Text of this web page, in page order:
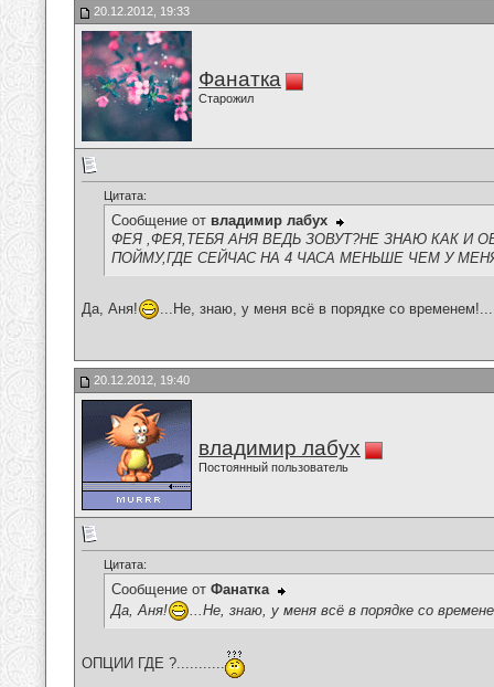
20.12.2012, 19:33
Фанатка
Старожил
Цитата:
Сообщение от владимир лабух
ФЕЯ ,ФЕЯ,ТЕБЯ АНЯ ВЕДЬ ЗОВУТ?НЕ ЗНАЮ КАК И
ПОЙМУ,ГДЕ СЕЙЧАС НА 4 ЧАСА МЕНЬШЕ ЧЕМ У
Да, Аня! ...Не, знаю, у меня всё в порядке со
20.12.2012, 19:40
владимир лабух
Постоянный пользователь
Цитата:
Сообщение от Фанатка
Да, Аня!
...Не, знаю, у меня всё в порядке со
ОПЦИИ ГДЕ ?...........